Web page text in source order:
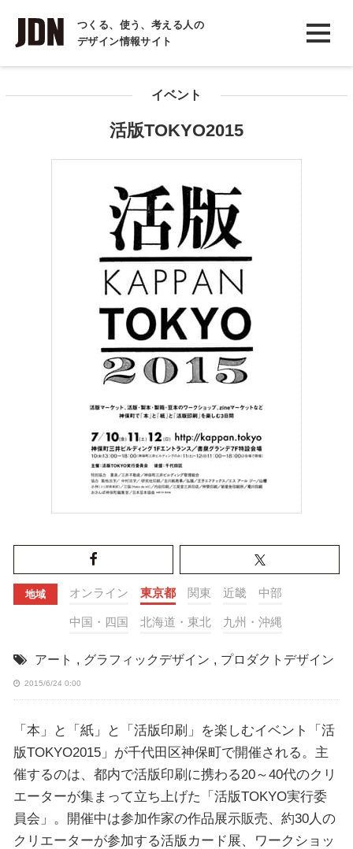
つくる、使う、考える人の
デザイン情報サイト
INTERVIEW
インタビュー
イベント
活版TOKYO2015
地域 オンライン 東京都 関東 近畿 中部
中国・四国 北海道・東北 九州・沖縄
アート , グラフィックデザイン , プロダクトデザイン
2015/6/24 0:00
「本」と「紙」と「活版印刷」を楽しむイベント「活
版TOKYO2015」が千代田区神保町で開催される。主
催するのは、都内で活版印刷に携わる20～40代のクリ
エーターが集まって立ち上げた「活版TOKYO実行委
員会」。開催中は参加作家の作品展示販売、約30人の
クリエーターが参加する活版カード展、ワークショッ